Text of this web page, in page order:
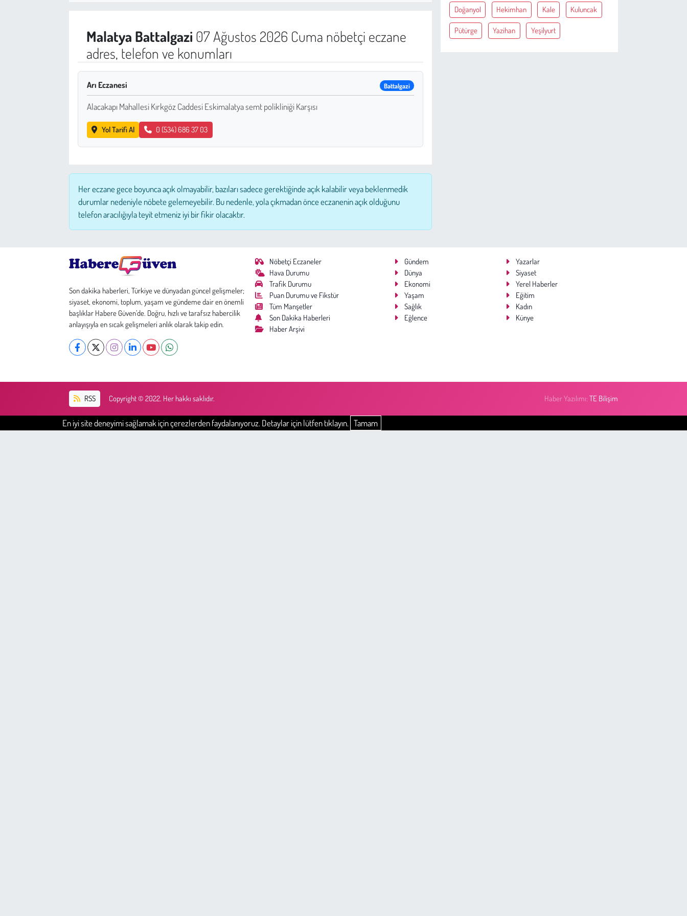
Malatya Battalgazi 07 Ağustos 2026 Cuma nöbetçi eczane
adres, telefon ve konumları
Arı Eczanesi Battalgazi
Alacakapı Mahallesi Kırkgöz Caddesi Eskimalatya semt polikliniği Karşısı
Yol Tarifi Al 0 (534) 686 37 03
Her eczane gece boyunca açık olmayabilir, bazıları sadece gerektiğinde açık kalabilir veya beklenmedik
durumlar nedeniyle nöbete gelemeyebilir. Bu nedenle, yola çıkmadan önce eczanenin açık olduğunu
telefon aracılığıyla teyit etmeniz iyi bir fikir olacaktır.
Doğanyol Hekimhan Kale Kuluncak
Pütürge Yazihan Yeşilyurt
Son dakika haberleri, Türkiye ve dünyadan güncel gelişmeler;
siyaset, ekonomi, toplum, yaşam ve gündeme dair en önemli
başlıklar Habere Güven’de. Doğru, hızlı ve tarafsız habercilik
anlayışıyla en sıcak gelişmeleri anlık olarak takip edin.
Nöbetçi Eczaneler
Hava Durumu
Trafik Durumu
Puan Durumu ve Fikstür
Tüm Manşetler
Son Dakika Haberleri
Haber Arşivi
Gündem
Yazarlar
Dünya
Siyaset
Ekonomi
Yerel Haberler
Yaşam
Eğitim
Sağlık
Kadın
Eğlence
Künye
RSS Copyright © 2022. Her hakkı saklıdır. Haber Yazılımı:TE Bilişim
En iyi site deneyimi sağlamak için çerezlerden faydalanıyoruz. Detaylar için lütfen tıklayın. Tamam
Bilim - Teknoloji
Hayvan Hakları
Günün İçinden
Hukuk